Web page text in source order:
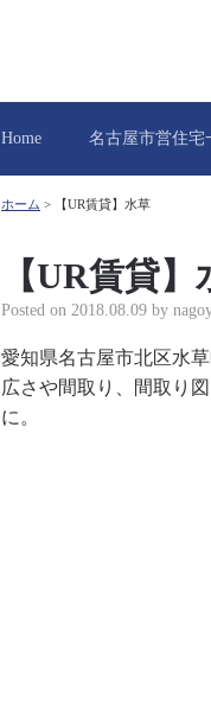
Home 名古屋市営住宅
ホーム > 【UR賃貸】水草
【UR賃貸】
Posted on 2018.08.09 by
愛知県名古屋市北区水
広さや間取り、間取り
に。